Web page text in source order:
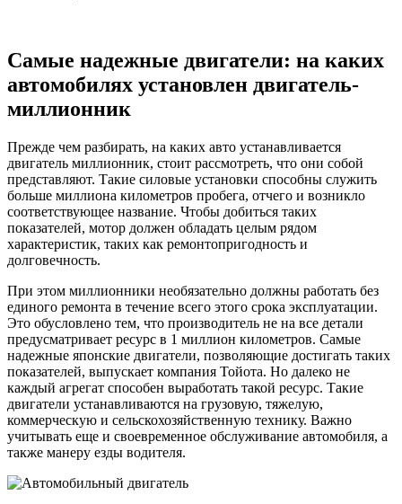
Самые надежные двигатели: на каких
автомобилях установлен двигатель-
миллионник
Прежде чем разбирать, на каких авто устанавливается
двигатель миллионник, стоит рассмотреть, что они собой
представляют. Такие силовые установки способны служить
больше миллиона километров пробега, отчего и возникло
соответствующее название. Чтобы добиться таких
показателей, мотор должен обладать целым рядом
характеристик, таких как ремонтопригодность и
долговечность.
При этом миллионники необязательно должны работать без
единого ремонта в течение всего этого срока эксплуатации.
Это обусловлено тем, что производитель не на все детали
предусматривает ресурс в 1 миллион километров. Самые
надежные японские двигатели, позволяющие достигать таких
показателей, выпускает компания Тойота. Но далеко не
каждый агрегат способен выработать такой ресурс. Такие
двигатели устанавливаются на грузовую, тяжелую,
коммерческую и сельскохозяйственную технику. Важно
учитывать еще и своевременное обслуживание автомобиля, а
также манеру езды водителя.